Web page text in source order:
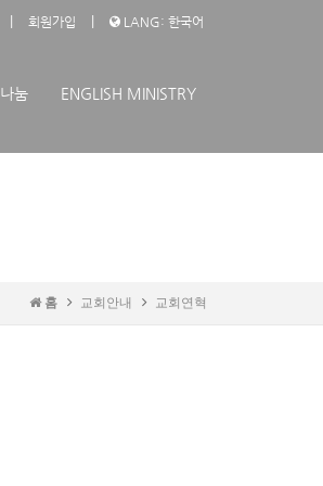
회원가입 LANG: 한국어
나눔 ENGLISH MINISTRY
홈 교회안내 교회연혁